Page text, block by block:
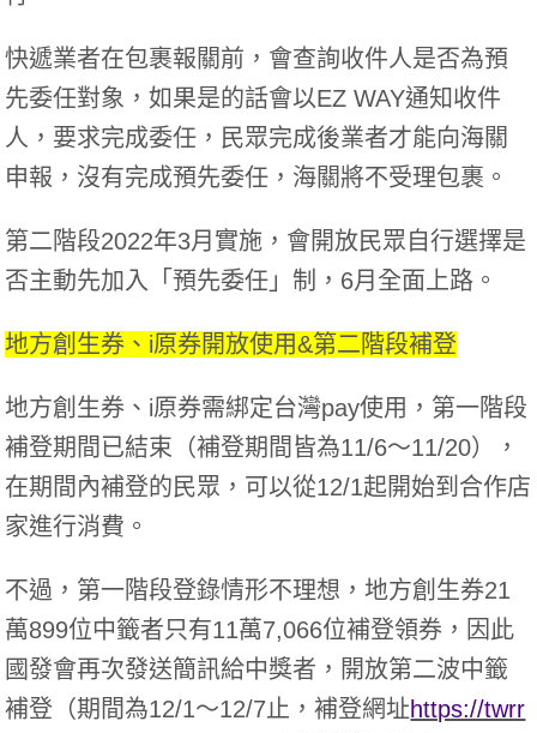
快遞業者在包裹報關前，會查詢收件人是否為預
先委任對象，如果是的話會以EZ WAY通知收件
人，要求完成委任，民眾完成後業者才能向海關
申報，沒有完成預先委任，海關將不受理包裹。
第二階段2022年3月實施，會開放民眾自行選擇是
否主動先加入「預先委任」制，6月全面上路。
地方創生券、i原券開放使用&第二階段補登
地方創生券、i原券需綁定台灣pay使用，第一階段
補登期間已結束（補登期間皆為11/6～11/20），
在期間內補登的民眾，可以從12/1起開始到合作店
家進行消費。
不過，第一階段登錄情形不理想，地方創生券21
萬899位中籤者只有11萬7,066位補登領券，因此
國發會再次發送簡訊給中獎者，開放第二波中籤
補登（期間為12/1～12/7止，補登網址https://twrr